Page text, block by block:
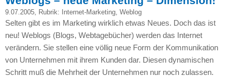
9.07.2005, Rubrik: Internet-Marketing, Weblog
Selten gibt es im Marketing wirklich etwas Neues. Doch das ist
neu! Weblogs (Blogs, Webtagebücher) werden das Internet
verändern. Sie stellen eine völlig neue Form der Kommunikation
von Unternehmen mit ihrem Kunden dar. Diesen dynamischen
Schritt muß die Mehrheit der Unternehmen nur noch zulassen.